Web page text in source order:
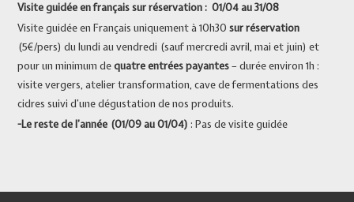
Visite guidée en français sur réservation : 01/04 au 31/08
Visite guidée en Français uniquement à 10h30sur réservation
(5€/pers) du lundi au vendredi (sauf mercredi avril, mai et juin) et
pour un minimum dequatre entrées payantes– durée environ 1h :
visite vergers, atelier transformation, cave de fermentations des
cidres suivi d’une dégustation de nos produits.
-Le reste de l’année (01/09 au 01/04) : Pas de visite guidée